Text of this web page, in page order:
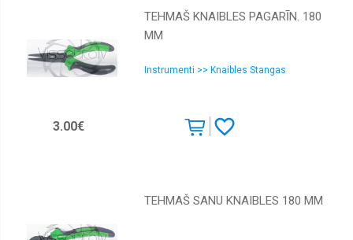
TEHMAŠ KNAIBLES PAGARĪN. 180
MM
Instrumenti >> Knaibles Stangas
3.00€
TEHMAŠ SANU KNAIBLES 180 MM